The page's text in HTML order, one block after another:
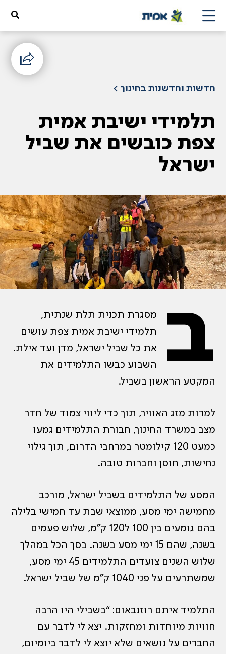
חדשות וחדשנות בחינוך >
תלמידי ישיבת אמית
צפת כובשים את שביל
ישראל
ב
מסגרת תכנית תלת שנתית,
תלמידי ישיבת אמית צפת עושים
את כל שביל ישראל, מדן ועד אילת.
השבוע כבשו התלמידים את
המקטע הראשון בשביל.
למרות מזג האוויר, תוך כדי ליווי צמוד של חדר
מצב במשרד החינוך, חבורת התלמידים גמעו
כמעט 120 קילומטר במרחבי הדרום, תוך גילוי
נחישות, חוסן וחברות טובה.
המסע של התלמידים בשביל ישראל, מורכב
מחמישה ימי מסע, ממוצאי שבת עד חמישי בלילה
בהם גומעים בין 100 ל120 ק”מ, שלוש פעמים
בשנה, שהם 15 ימי מסע בשנה. בסך הכל במהלך
שלוש השנים צועדים התלמידים 45 ימי מסע,
שמשתרעים על פני 1040 ק”מ של שביל ישראל.
התלמיד איתם רוזנבאום: “בשבילי היו הרבה
חוויות מיוחדות ומחזקות. יצא לי לדבר עם
החברים על נושאים שלא יוצא לי לדבר ביומיום,